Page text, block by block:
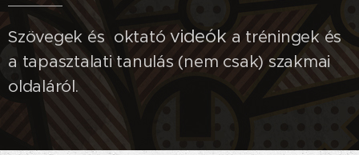
Szövegek és oktatóvideóka tréningek és
a tapasztalati tanulás (nem csak) szakmai
oldaláról.